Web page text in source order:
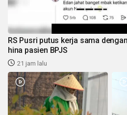
RS Pusri putus kerja sama
hina pasien BPJS
21 jam lalu